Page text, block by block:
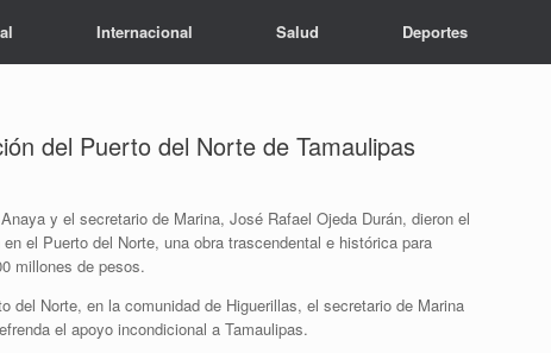
Internacional Salud Deportes
del Puerto del Norte de Tamaulipas
y el secretario de Marina, José Rafael Ojeda Durán, dieron el
el Puerto del Norte, una obra trascendental e histórica para
millones de pesos.
del Norte, en la comunidad de Higuerillas, el secretario de Marina
el apoyo incondicional a Tamaulipas.